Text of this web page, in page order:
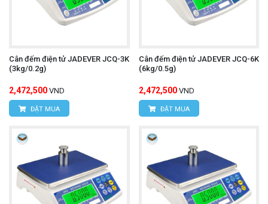
Cân đếm điện tử JADEVER JCQ-3K
(3kg/0.2g)
2,472,500 VND
ĐẶT MUA
Cân đếm điện tử JADEVER JCQ-6K
(6kg/0.5g)
2,472,500 VND
ĐẶT MUA